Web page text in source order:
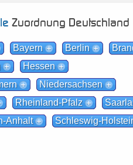
Zuordnung Deutschland
Bayern Berlin
Hessen
Niedersachsen
Rheinland-Pfalz
Anhalt
Schleswig-